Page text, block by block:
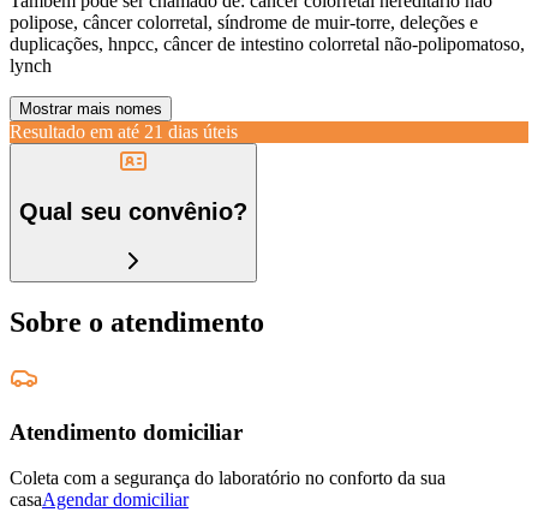
polipose, câncer colorretal, síndrome de muir-torre, deleções e
duplicações, hnpcc, câncer de intestino colorretal não-polipomatoso,
lynch
Mostrar mais nomes
Resultado em até 21 dias úteis
Qual seu convênio?
Sobre o atendimento
Atendimento domiciliar
Coleta com a segurança do laboratório no conforto da sua
casaAgendar domiciliar